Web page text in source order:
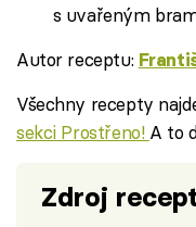
s uvařeným
Autor receptu:
Všechny recepty
sekci Prostřeno! A to
Zdroj